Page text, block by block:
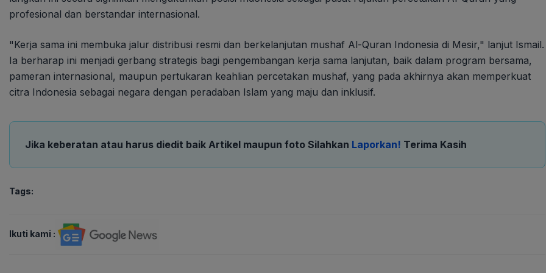
profesional dan berstandar internasional.
"Kerja sama ini membuka jalur distribusi resmi dan berkelanjutan mushaf Al-Quran Indonesia di Mesir," lanjut Ismail.
Ia berharap ini menjadi gerbang strategis bagi pengembangan kerja sama lanjutan, baik dalam program bersama,
pameran internasional, maupun pertukaran keahlian percetakan mushaf, yang pada akhirnya akan memperkuat
citra Indonesia sebagai negara dengan peradaban Islam yang maju dan inklusif.
Jika keberatan atau harus diedit baik Artikel maupun foto Silahkan Laporkan! Terima Kasih
Tags:
Ikuti kami :